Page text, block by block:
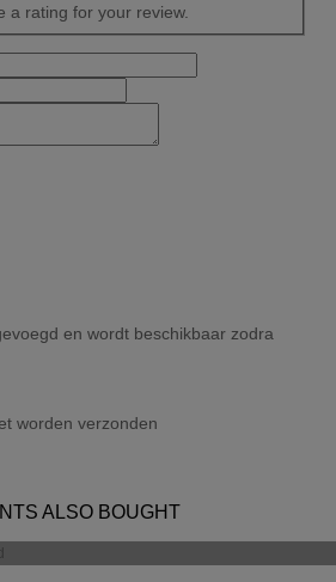
a rating for your review.
en wordt beschikbaar zodra
worden verzonden
ALSO BOUGHT